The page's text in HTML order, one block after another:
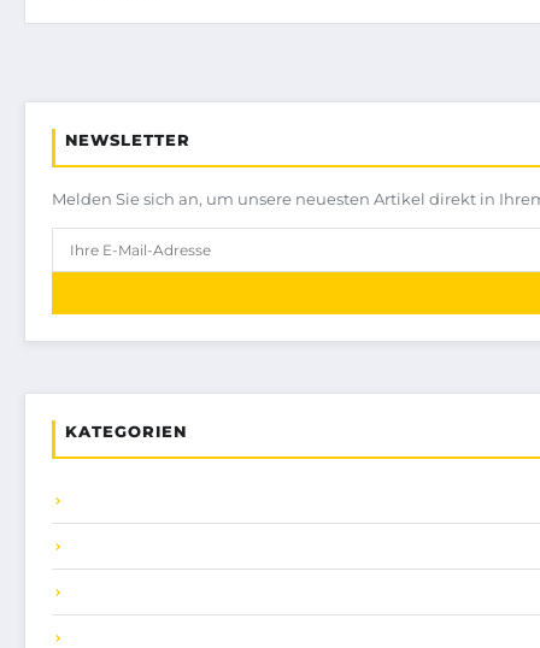
NEWSLETTER
Melden Sie sich an, um unsere neuesten Artikel direkt in
KATEGORIEN